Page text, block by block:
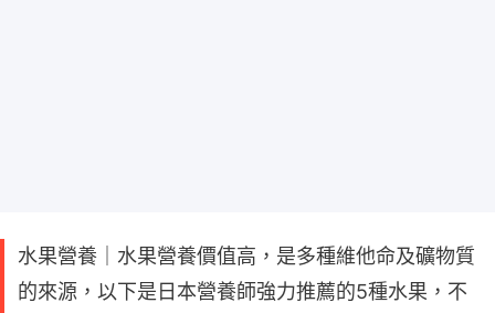
水果營養｜水果營養價值高，是多種維他命及礦物質
的來源，以下是日本營養師強力推薦的5種水果，不